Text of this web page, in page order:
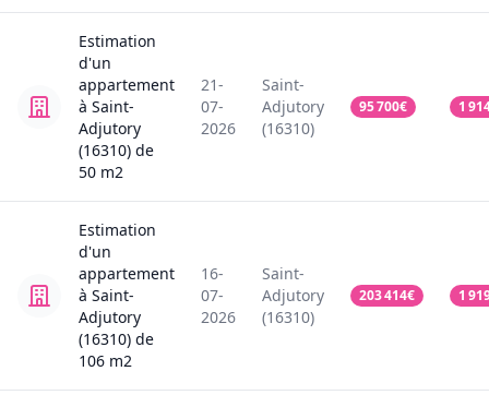
Estimation
d'un
appartement
à Saint-
Adjutory
(16310) de
50 m2
21-
07-
2026
Saint-
Adjutory
(16310)
95 700€ 1
Estimation
d'un
appartement
à Saint-
Adjutory
(16310) de
106 m2
16-
07-
2026
Saint-
Adjutory
(16310)
203 414€ 1